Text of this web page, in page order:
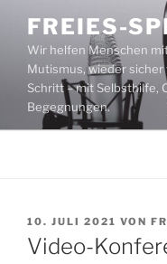
Inhalt
springen
FREIES-
Wir helfen Menschen
Mutismus, wieder
Schritt – mit Selbsthilfe,
Begegnungen.
VERÖFFENTLICHT
AM
10. JULI 2021 VON
Video-